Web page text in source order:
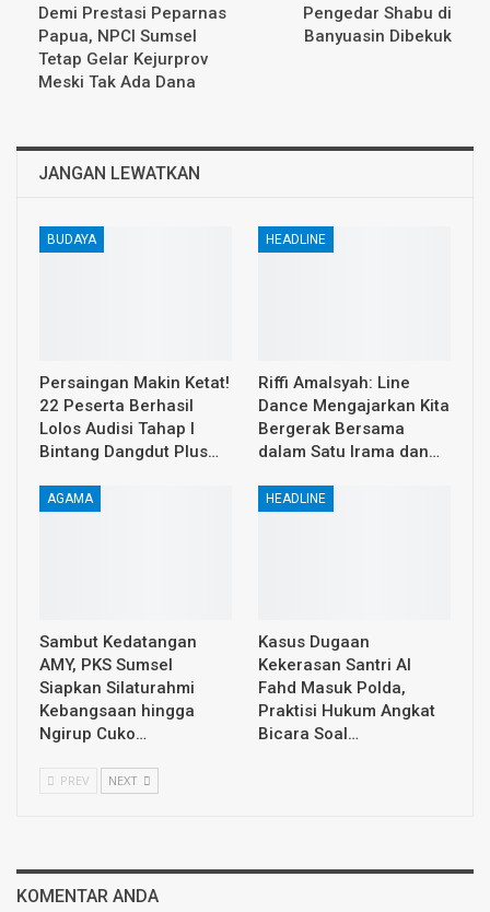
Demi Prestasi Peparnas
Papua, NPCI Sumsel
Tetap Gelar Kejurprov
Meski Tak Ada Dana
Pengedar Shabu di
Banyuasin Dibekuk
JANGAN LEWATKAN
BUDAYA
Persaingan Makin Ketat!
22 Peserta Berhasil
Lolos Audisi Tahap I
Bintang Dangdut Plus…
HEADLINE
Riffi Amalsyah: Line
Dance Mengajarkan Kita
Bergerak Bersama
dalam Satu Irama dan…
AGAMA
Sambut Kedatangan
AMY, PKS Sumsel
Siapkan Silaturahmi
Kebangsaan hingga
Ngirup Cuko…
HEADLINE
Kasus Dugaan
Kekerasan Santri Al
Fahd Masuk Polda,
Praktisi Hukum Angkat
Bicara Soal…
PREV NEXT
KOMENTAR ANDA